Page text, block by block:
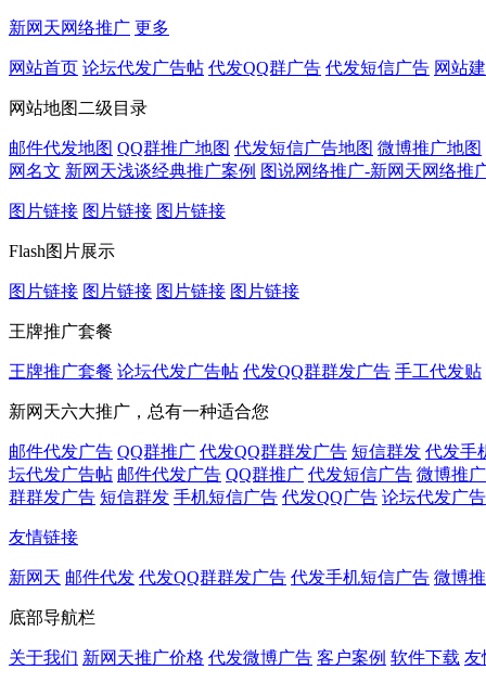
新网天网络推广 更多
网站首页 论坛代发广告帖 代发QQ群广告 代发短信广告 网站
网站地图二级目录
邮件代发地图 QQ群推广地图 代发短信广告地图 微博推广地图
网名文 新网天浅谈经典推广案例 图说网络推广-新网天网络推
图片链接 图片链接 图片链接
Flash图片展示
图片链接 图片链接 图片链接 图片链接
王牌推广套餐
王牌推广套餐 论坛代发广告帖 代发QQ群群发广告 手工代发贴
新网天六大推广，总有一种适合您
邮件代发广告 QQ群推广 代发QQ群群发广告 短信群发 代发手
坛代发广告帖 邮件代发广告 QQ群推广 代发短信广告 微博推广
群群发广告 短信群发 手机短信广告 代发QQ广告 论坛代发广
友情链接
新网天 邮件代发 代发QQ群群发广告 代发手机短信广告 微博
底部导航栏
关于我们 新网天推广价格 代发微博广告 客户案例 软件下载 友